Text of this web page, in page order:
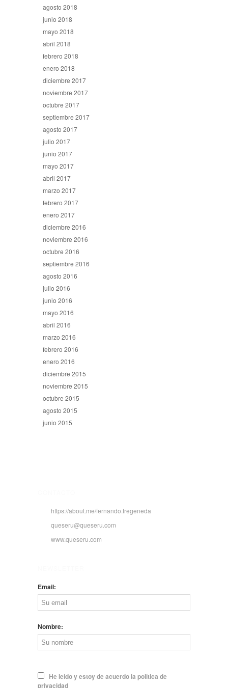
agosto 2018
junio 2018
mayo 2018
abril 2018
febrero 2018
enero 2018
diciembre 2017
noviembre 2017
octubre 2017
septiembre 2017
agosto 2017
julio 2017
junio 2017
mayo 2017
abril 2017
marzo 2017
febrero 2017
enero 2017
diciembre 2016
noviembre 2016
octubre 2016
septiembre 2016
agosto 2016
julio 2016
junio 2016
mayo 2016
abril 2016
marzo 2016
febrero 2016
enero 2016
diciembre 2015
noviembre 2015
octubre 2015
agosto 2015
junio 2015
https://about.me/fernando.fregeneda
queseru@queseru.com
www.queseru.com
Email:
Nombre:
He leído y estoy de acuerdo la política de
privacidad